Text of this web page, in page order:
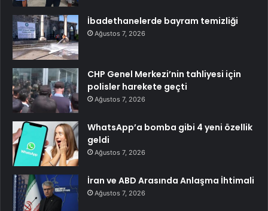
İbadethanelerde bayram temizliği
Ağustos 7, 2026
CHP Genel Merkezi’nin tahliyesi için
polisler harekete geçti
Ağustos 7, 2026
WhatsApp’a bomba gibi 4 yeni özellik
geldi
Ağustos 7, 2026
İran ve ABD Arasında Anlaşma İhtimali
Ağustos 7, 2026